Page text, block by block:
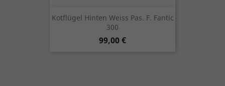
Kotflügel Hinten Weiss Pas. F. Fantic
300
Preis
99,00 €